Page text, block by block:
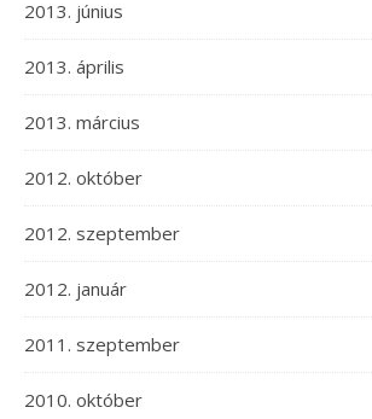
2013. június
2013. április
2013. március
2012. október
2012. szeptember
2012. január
2011. szeptember
2010. október